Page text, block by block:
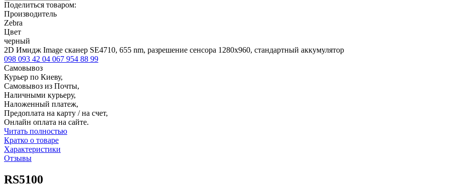
Поделиться товаром:
Производитель
Zebra
Цвет
черный
2D Имидж Image сканер SE4710, 655 nm, разрешение сенсора 1280x960, стандартный аккумулятор
098 093 42 04 067 954 88 99
Самовывоз
Курьер по Киеву,
Самовывоз из Почты,
Наличными курьеру,
Наложенный платеж,
Предоплата на карту / на счет,
Онлайн оплата на сайте.
Читать полностью
Кратко о товаре
Характеристики
Отзывы
RS5100